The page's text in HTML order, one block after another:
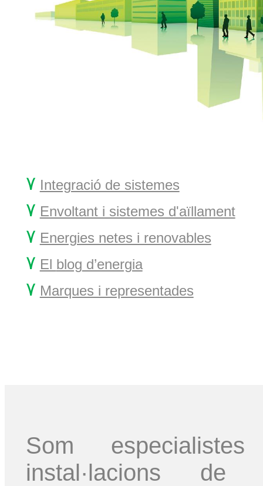
۷ Integració de sistemes
۷ Envoltant i sistemes d'aïllament
۷ Energies netes i renovables
۷ El blog d’energia
۷ Marques i representades
Som
instal·lacions de